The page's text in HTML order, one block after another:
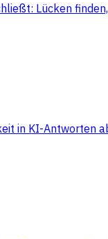
Lücken
in KI-Antworten